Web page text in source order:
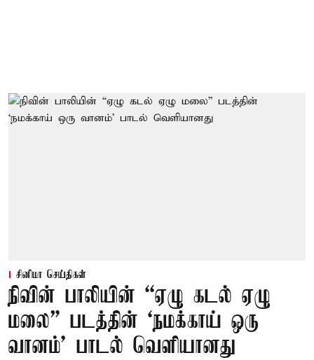
சினிமா செய்திகள்
நிவின் பாலியின் “ஏழு கடல் ஏழு
மலை” படத்தின் ‘நமக்காய் ஒரு
வானம்’ பாடல் வெளியானது